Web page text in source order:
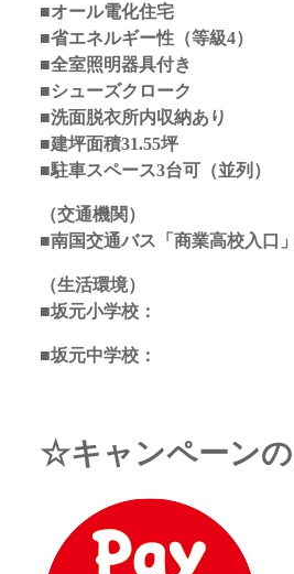
■オール電化住宅
■省エネルギー性（等級4）
■全室照明器具付き
■シューズクローク
■洗面脱衣所内収納あり
■建坪面積31.55坪
■駐車スペース3台可（並列）
（交通機関）
■南国交通バス「商業高校入口
（生活環境）
■坂元小学校：
■坂元中学校：
☆キャンペーン